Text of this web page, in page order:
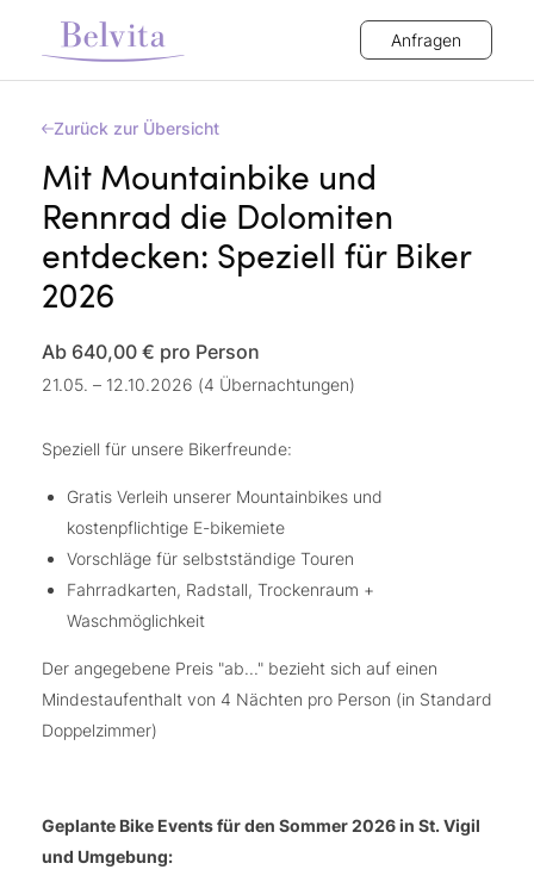
Anfragen
Zurück zur Übersicht
Mit Mountainbike und
Rennrad die Dolomiten
entdecken: Speziell für Biker
2026
Ab 640,00 € pro Person
21.05. – 12.10.2026 (4 Übernachtungen)
Speziell für unsere Bikerfreunde:
Gratis Verleih unserer Mountainbikes und
kostenpflichtige E-bikemiete
Vorschläge für selbstständige Touren
Fahrradkarten, Radstall, Trockenraum +
Waschmöglichkeit
Der angegebene Preis "ab..." bezieht sich auf einen
Mindestaufenthalt von 4 Nächten pro Person (in Standard
Doppelzimmer)
Geplante Bike Events für den Sommer 2026 in St. Vigil
und Umgebung: